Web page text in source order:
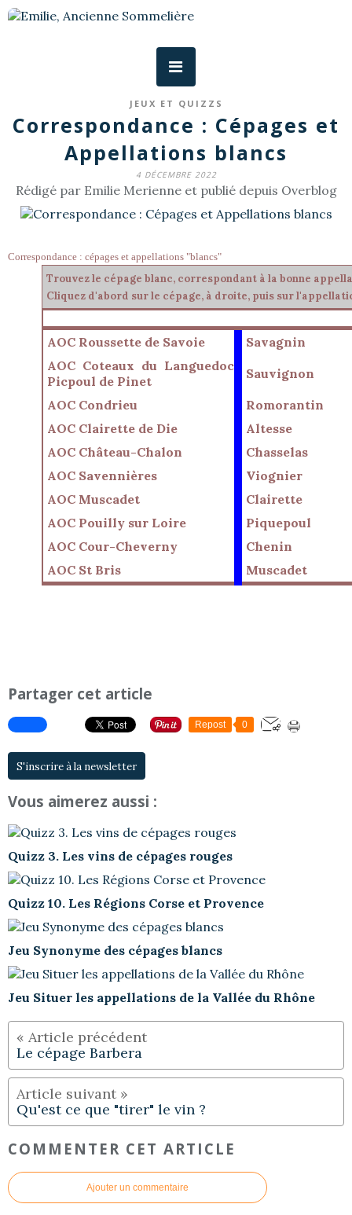
JEUX ET QUIZZS
Correspondance : Cépages et
Appellations blancs
4 DÉCEMBRE 2022
Rédigé par Emilie Merienne et publié depuis Overblog
Correspondance : cépages et appellations "blancs"
Trouvez le cépage blanc, correspondant à la bonne
Cliquez d'abord sur le cépage, à droite, puis sur
AOC Roussette de Savoie
Savagnin
AOC Coteaux du Languedoc
Picpoul de Pinet
Sauvignon
AOC Condrieu
Romorantin
AOC Clairette de Die
Altesse
AOC Château-Chalon
Chasselas
AOC Savennières
Viognier
AOC Muscadet
Clairette
AOC Pouilly sur Loire
Piquepoul
AOC Cour-Cheverny
Chenin
AOC St Bris
Muscadet
Partager cet article
Repost 0
S'inscrire à la newsletter
Vous aimerez aussi :
Quizz 3. Les vins de cépages rouges
Quizz 10. Les Régions Corse et Provence
Jeu Synonyme des cépages blancs
Jeu Situer les appellations de la Vallée du Rhône
Le cépage Barbera
Qu'est ce que "tirer" le vin ?
COMMENTER CET ARTICLE
Ajouter un commentaire